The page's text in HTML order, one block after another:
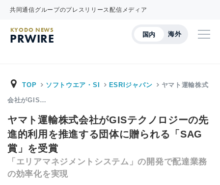
共同通信グループのプレスリリース配信メディア
国内 海外
KYODO NEWS
PRWIRE
TOP ソフトウエア・SI ESRIジャパン ヤマト運輸株式
会社がGIS…
ヤマト運輸株式会社がGISテクノロジーの先
進的利用を推進する団体に贈られる「SAG
賞」を受賞
「エリアマネジメントシステム」の開発で配達業務
の効率化を実現